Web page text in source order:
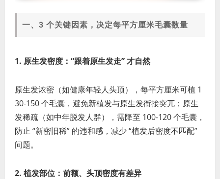
一、3 个关键因素，决定每平方厘米毛囊数量
1. 原生发密度：“跟着原生发走” 才自然
原生发浓密（如健康年轻人头顶），每平方厘米可植 1
30-150 个毛囊，避免新植发与原生发衔接突兀；原生
发稀疏（如中年脱发人群），需降至 100-120 个毛囊，
防止 “新密旧稀” 的违和感，减少 “植发后密度不匹配”
问题。
2. 植发部位：前额、头顶密度有差异